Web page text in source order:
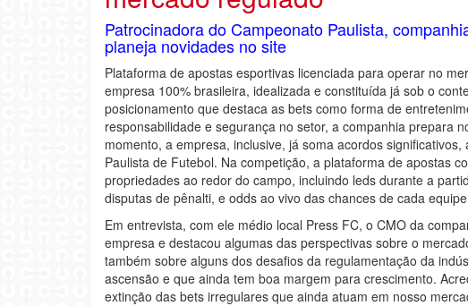
Patrocinadora do Campeonato Paulista,
planeja novidades no site
Plataforma de apostas esportivas licenciada para operar no
empresa 100% brasileira, idealizada e constituída já sob o
posicionamento que destaca as bets como forma de
responsabilidade e segurança no setor, a companhia prepara
momento, a empresa, inclusive, já soma acordos
Paulista de Futebol. Na competição, a plataforma de apostas
propriedades ao redor do campo, incluindo leds durante a
disputas de pênalti, e odds ao vivo das chances de cada
Em entrevista, com ele médio local Press FC, o CMO da
empresa e destacou algumas das perspectivas sobre o
também sobre alguns dos desafios da regulamentação da
ascensão e que ainda tem boa margem para crescimento.
extinção das bets irregulares que ainda atuam em nosso